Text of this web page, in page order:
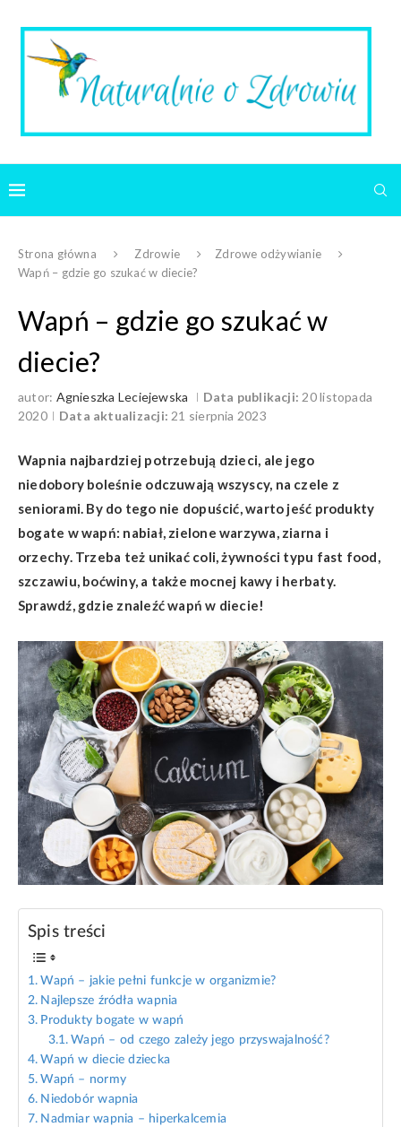
Strona główna Zdrowie
Zdrowe odżywianie
Wapń – gdzie go szukać w diecie?
Wapń – gdzie go szukać w
diecie?
autor: Agnieszka Leciejewska Data publikacji: 20 listopada
2020
Data aktualizacji: 21 sierpnia 2023
Wapnia najbardziej potrzebują dzieci, ale jego
niedobory boleśnie odczuwają wszyscy, na czele z
seniorami. By do tego nie dopuścić, warto jeść produkty
bogate w wapń: nabiał, zielone warzywa, ziarna i
orzechy. Trzeba też unikać coli, żywności typu fast food,
szczawiu, boćwiny, a także mocnej kawy i herbaty.
Sprawdź, gdzie znaleźć wapń w diecie!
Spis treści
Wapń – jakie pełni funkcje w organizmie?
Najlepsze źródła wapnia
Produkty bogate w wapń
Wapń – od czego zależy jego przyswajalność?
Wapń w diecie dziecka
Wapń – normy
Niedobór wapnia
Nadmiar wapnia – hiperkalcemia